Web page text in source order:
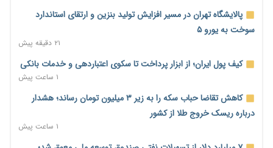
پالایشگاه تهران در مسیر افزایش تولید بنزین و ارتقای استاندارد
سوخت به یورو ۵
۲۱ دقیقه پیش
کیف پول ایران؛ از ابزار پرداخت تا سکوی اعتباردهی و خدمات بانکی
۱ ساعت پیش
کاهش تقاضا حباب سکه را به زیر ۳ میلیون تومان رساند؛ هشدار
درباره ریسک خروج طلا از کشور
۱ ساعت پیش